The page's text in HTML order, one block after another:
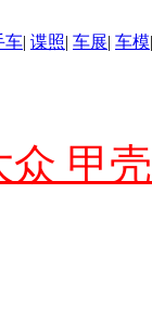
车| 谍照| 车展| 车模
甲